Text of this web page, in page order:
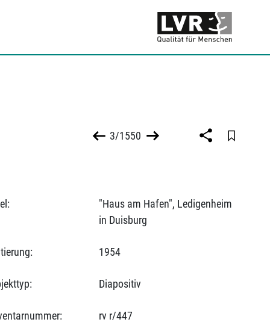
3/1550
"Haus am Hafen", Ledigenheim
in Duisburg
1954
Diapositiv
rv r/447